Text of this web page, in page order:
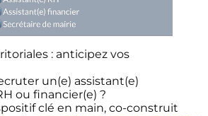
: anticipez vos
un(e) assistant(e)
ou financier(e) ?
clé en main, co-construit